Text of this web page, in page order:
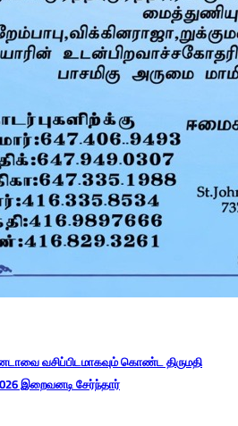
வசிப்பிடமாகவும் கொண்ட திருமதி
இறைவனடி சேர்ந்தார்